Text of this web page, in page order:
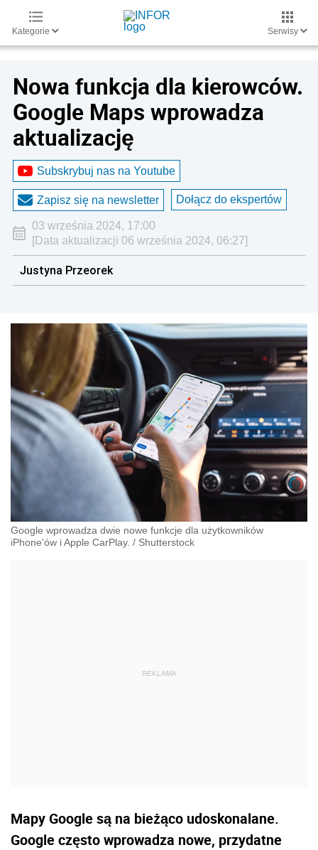
Kategorie Serwisy
Nowa funkcja dla kierowców.
Google Maps wprowadza
aktualizację
Subskrybuj nas na Youtube
Zapisz się na newsletter Dołącz do ekspertów
03 września 2024, 17:00
[Data aktualizacji 06 września 2024, 06:27]
Justyna Przeorek
Google wprowadza dwie nowe funkcje dla użytkowników
iPhone'ów i Apple CarPlay. / Shutterstock
Mapy Google są na bieżąco udoskonalane.
Google często wprowadza nowe, przydatne